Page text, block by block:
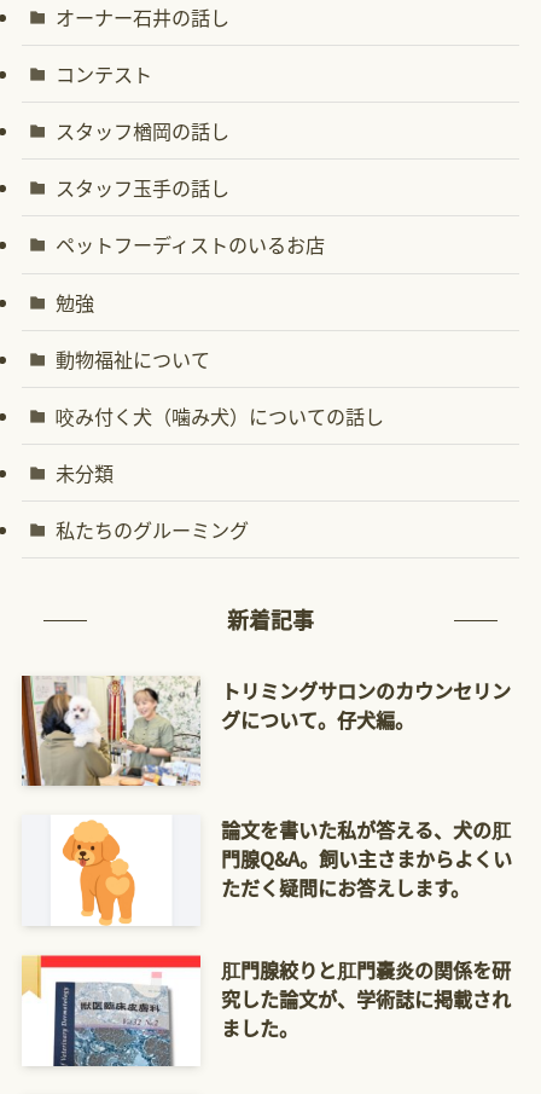
オーナー石井の話し
コンテスト
スタッフ楢岡の話し
スタッフ玉手の話し
ペットフーディストのいるお店
勉強
動物福祉について
咬み付く犬（噛み犬）についての話し
未分類
私たちのグルーミング
新着記事
トリミングサロンのカウンセリン
グについて。仔犬編。
論文を書いた私が答える、犬の肛
門腺Q&A。飼い主さまからよくい
ただく疑問にお答えします。
肛門腺絞りと肛門嚢炎の関係を研
究した論文が、学術誌に掲載され
ました。